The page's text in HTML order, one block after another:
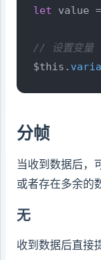
let value
// 设置变量
$this.
分帧
当收到数据后，
或者存在多余的
无
收到数据后直接